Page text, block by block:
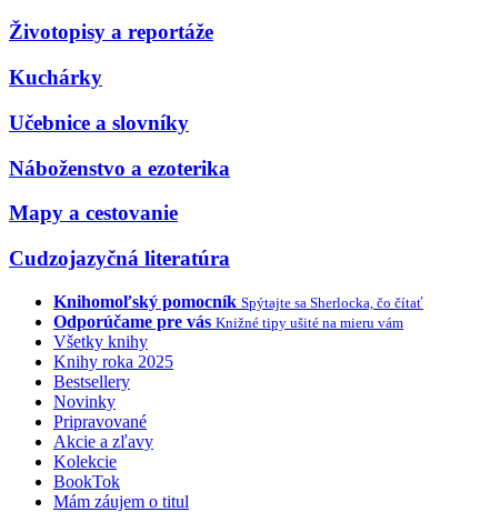
Životopisy a reportáže
Kuchárky
Učebnice a slovníky
Náboženstvo a ezoterika
Mapy a cestovanie
Cudzojazyčná literatúra
Knihomoľský pomocník Spýtajte sa Sherlocka, čo čítať
Odporúčame pre vás Knižné tipy ušité na mieru vám
Všetky knihy
Knihy roka 2025
Bestsellery
Novinky
Pripravované
Akcie a zľavy
Kolekcie
BookTok
Mám záujem o titul